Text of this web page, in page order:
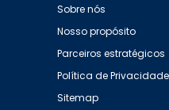
Sobre nós
Nosso propósito
Parceiros estratégicos
Política de Privacidade
Sitemap